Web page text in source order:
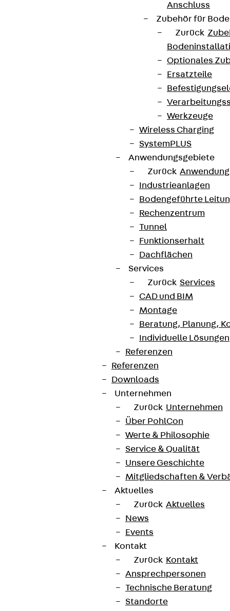
Anschluss
Zubehör für
Zurück
Optionales
Ersatzteile
Werkzeuge
Wireless Charging
SystemPLUS
Anwendungsgebiete
Zurück
Industrieanlagen
Bodengeführte
Rechenzentrum
Tunnel
Funktionserhalt
Dachflächen
Services
Zurück Services
CAD und BIM
Montage
Beratung, Planung,
Individuelle Lösungen
Referenzen
Referenzen
Downloads
Unternehmen
Zurück Unternehmen
Über PohlCon
Werte & Philosophie
Service & Qualität
Unsere Geschichte
Mitgliedschaften &
Aktuelles
Zurück Aktuelles
News
Events
Kontakt
Zurück Kontakt
Ansprechpersonen
Technische Beratung
Standorte